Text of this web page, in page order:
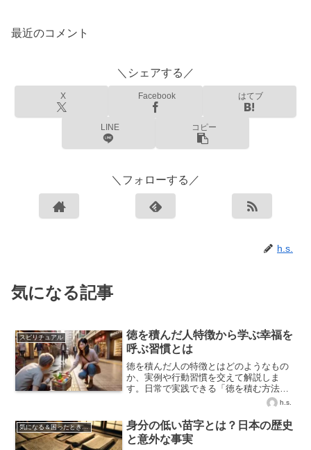
最近のコメント
＼シェアする／
X Facebook はてブ
LINE コピー
＼フォローする／
h.s.
気になる記事
スピリチュアル
徳を積んだ人特徴から学ぶ幸福を
呼ぶ習慣とは
徳を積んだ人の特徴とはどのようなもの
か、実例や行動習慣を交えて解説しま
す。日常で実践できる「徳を積む方法」
h.s.
気になる＆困ったときの知識
身分の低い苗字とは？日本の歴史
と意外な事実